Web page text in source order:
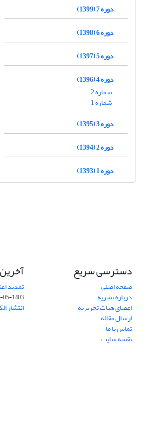
دوره 7 (1399)
دوره 6 (1398)
دوره 5 (1397)
دوره 4 (1396)
شماره 2
شماره 1
دوره 3 (1395)
دوره 2 (1394)
دوره 1 (1393)
دسترسی سریع
صفحه اصلی
درباره نشریه
اعضای هیات تحریریه
ارسال مقاله
تماس با ما
نقشه سایت
تمدید
1403-05-01
انتشار